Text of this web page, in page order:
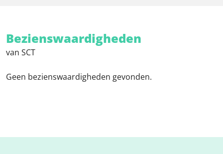
Bezienswaardigheden
van SCT
Geen bezienswaardigheden gevonden.